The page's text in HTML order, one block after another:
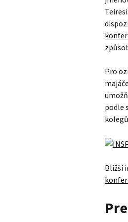
Pro
podle
Bližší